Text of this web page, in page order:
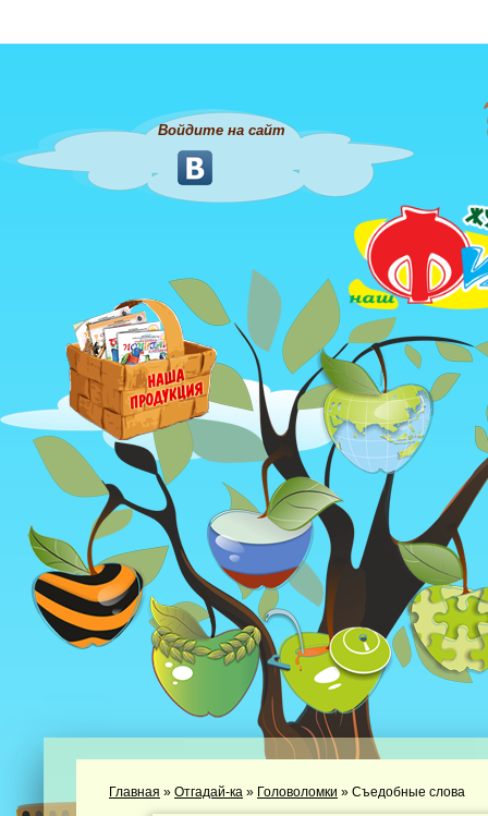
Войдите на сайт
Главная » Отгадай-ка » Головоломки » Съедобные слова